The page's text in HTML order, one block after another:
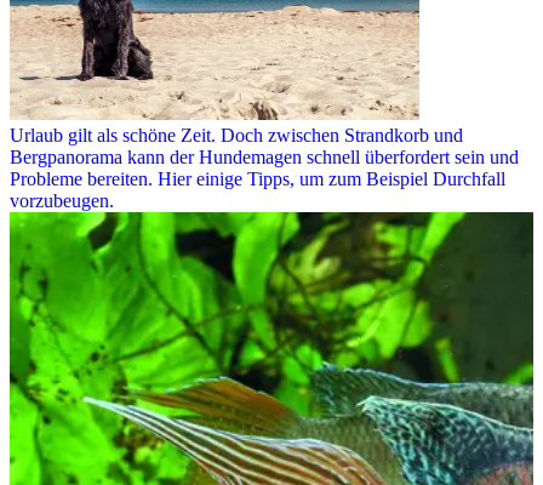
Urlaub gilt als schöne Zeit. Doch zwischen Strandkorb und
Bergpanorama kann der Hundemagen schnell überfordert sein und
Probleme bereiten. Hier einige Tipps, um zum Beispiel Durchfall
vorzubeugen.